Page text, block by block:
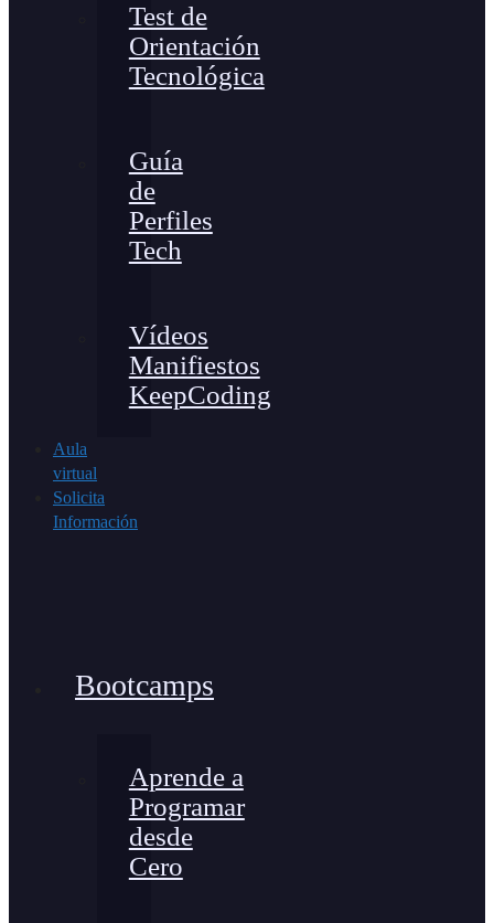
Test de
Orientación
Tecnológica
Guía
de
Perfiles
Tech
Vídeos
Manifiestos
KeepCoding
Aula
virtual
Solicita
Información
Bootcamps
Aprende a
Programar
desde
Cero